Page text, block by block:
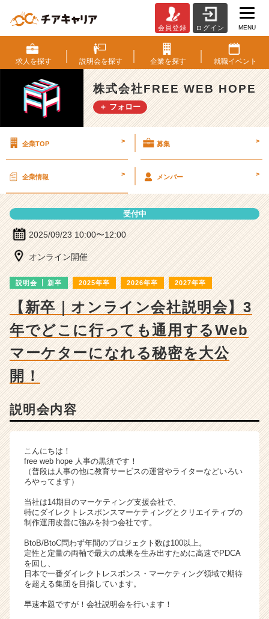
式
会
社
F
R
E
B
P
E
の
説
細
ベ
ン
チ
ャ
ー・
か
カ
ウ
が
届
く
就
活
イ
ト
チ
会員登録 ログイン MENU
求人を探す 説明会を探す 企業を探す 就職イベント
株式会社FREE WEB HOPE
＋ フォロー
企業TOP > 募集 >
企業情報 > メンバー >
受付中
2025/09/23 10:00〜12:00
オンライン開催
説明会 新卒 2025年卒 2026年卒 2027年卒
【新卒｜オンライン会社説明会】3
年でどこに行っても通用するWeb
マーケターになれる秘密を大公
開！
説明会内容
こんにちは！
free web hope 人事の黒須です！
（普段は人事の他に教育サービスの運営やライターなどいろい
ろやってます）
当社は14期目のマーケティング支援会社で、
特にダイレクトレスポンスマーケティングとクリエイティブの
制作運用改善に強みを持つ会社です。
BtoB/BtoC問わず年間のプロジェクト数は100以上。
定性と定量の両軸で最大の成果を生み出すために高速でPDCA
を回し、
日本で一番ダイレクトレスポンス・マーケティング領域で期待
を超える集団を目指しています。
早速本題ですが！会社説明会を行います！